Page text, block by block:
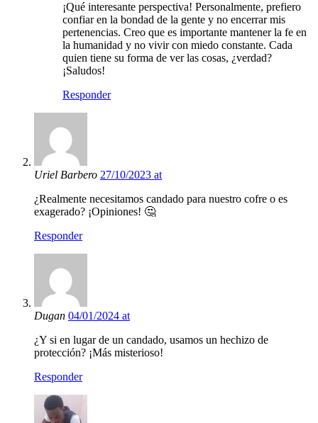
¡Qué interesante perspectiva! Personalmente, prefiero
confiar en la bondad de la gente y no encerrar mis
pertenencias. Creo que es importante mantener la fe en
la humanidad y no vivir con miedo constante. Cada
quien tiene su forma de ver las cosas, ¿verdad?
¡Saludos!
Responder
Uriel Barbero 27/10/2023 at
¿Realmente necesitamos candado para nuestro cofre o es
exagerado? ¡Opiniones! 🤔
Responder
Dugan 04/01/2024 at
¿Y si en lugar de un candado, usamos un hechizo de
protección? ¡Más misterioso!
Responder